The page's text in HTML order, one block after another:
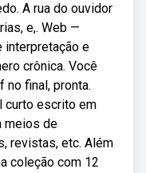
A rua do ouvidor
e,. Web —
interpretação e
crônica. Você
final, pronta.
curto escrito em
meios de
revistas, etc. Além
coleção com 12